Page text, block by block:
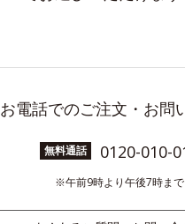
お電話でのご注文・お問
無料通話 0120-010-
午前9時より午後7時まで